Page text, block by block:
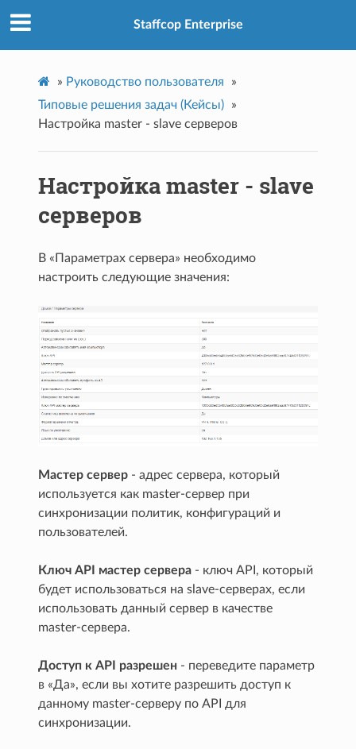
Staffcop Enterprise
» Руководство пользователя
»
Типовые решения задач (Кейсы)
»
Настройка master - slave серверов
Настройка master - slave
серверов
В «Параметрах сервера» необходимо
настроить следующие значения:
Мастер сервер - адрес сервера, который
используется как master-сервер при
синхронизации политик, конфигураций и
пользователей.
Ключ API мастер сервера - ключ API, который
будет использоваться на slave-серверах, если
использовать данный сервер в качестве
master-сервера.
Доступ к API разрешен - переведите параметр
в «Да», если вы хотите разрешить доступ к
данному master-серверу по API для
синхронизации.